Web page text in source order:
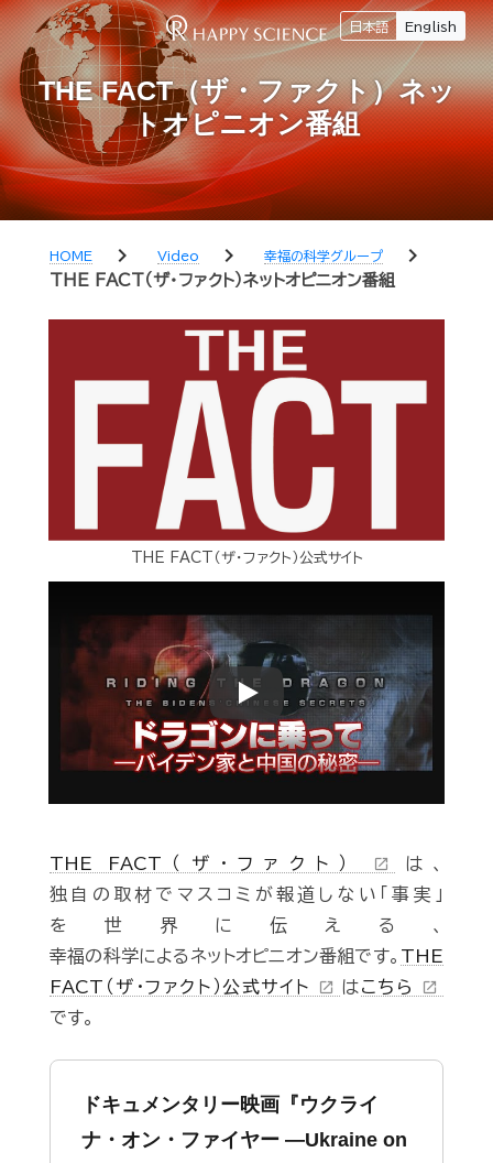
日本語 English
THE FACT（ザ・ファクト）ネッ
トオピニオン番組
HOME chevron_right Video chevron_right 幸福の科学グループ chevron_right
THE FACT（ザ・ファクト）ネットオピニオン番組
THE FACT（ザ・ファクト）公式サイト
Play
THE FACT（ザ・ファクト） open_in_new
は、
独自の取材でマスコミが報道しない「事実」
を世界に伝える、
幸福の科学によるネットオピニオン番組です。 THE
FACT（ザ・ファクト）公式サイト
open_in_new はこちら open_in_new
です。
ドキュメンタリー映画『ウクライ
ナ・オン・ファイヤー ―Ukraine on